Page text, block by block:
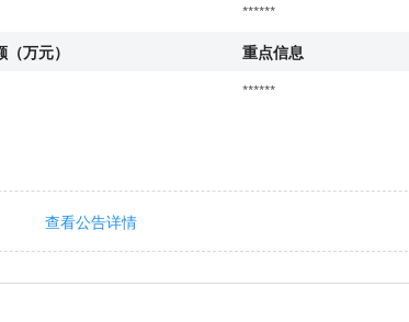
******
万元）
重点信息
******
查看公告详情